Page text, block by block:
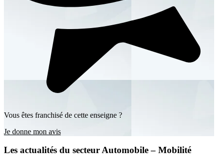
Vous êtes franchisé de cette enseigne ?
Je donne mon avis
Les actualités du secteur Automobile – Mobilité